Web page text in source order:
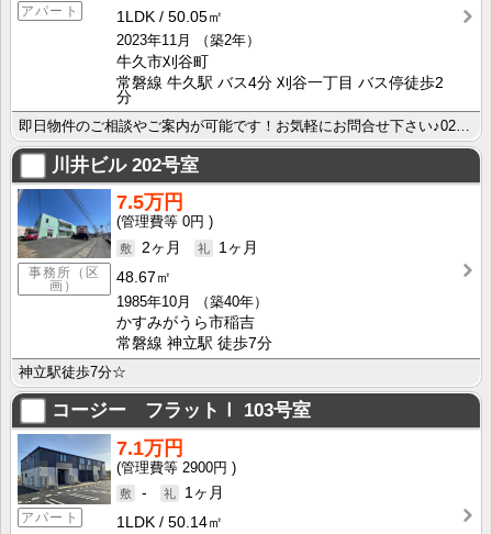
アパート
1LDK
50.05㎡
2023年11月
（築2年）
牛久市刈谷町
常磐線 牛久駅 バス4分 刈谷一丁目 バス停徒歩2
分
川井ビル202号室
事務所（区
画）
7.5万円
0円
2ヶ月
1ヶ月
48.67㎡
1985年10月
（築40年）
かすみがうら市稲吉
常磐線 神立駅 徒歩7分
神立駅徒歩7分☆
コージー フラットⅠ 103号室
アパート
7.1万円
2900円
-
1ヶ月
1LDK
50.14㎡